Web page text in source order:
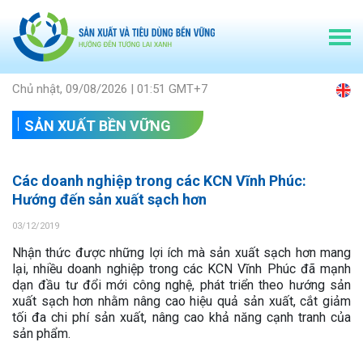
Chủ nhật, 09/08/2026 | 01:51 GMT+7
SẢN XUẤT BỀN VỮNG
Các doanh nghiệp trong các KCN Vĩnh Phúc:
Hướng đến sản xuất sạch hơn
03/12/2019
Nhận thức được những lợi ích mà sản xuất sạch hơn mang
lại, nhiều doanh nghiệp trong các KCN Vĩnh Phúc đã mạnh
dạn đầu tư đổi mới công nghệ, phát triển theo hướng sản
xuất sạch hơn nhằm nâng cao hiệu quả sản xuất, cắt giảm
tối đa chi phí sản xuất, nâng cao khả năng cạnh tranh của
sản phẩm.